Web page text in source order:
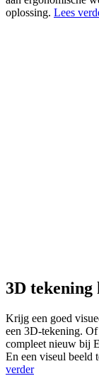
oplossing. Lees
3D
Krijg een goed
een 3D-tekening.
compleet nieuw bij
En een viseul beeld
verder